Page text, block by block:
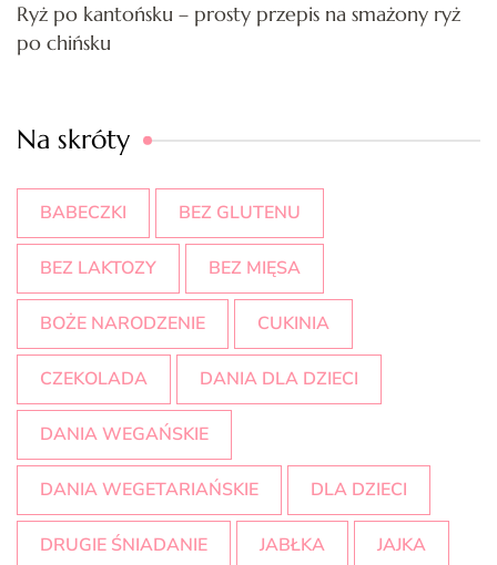
Ryż po kantońsku – prosty przepis na smażony ryż
po chińsku
Na skróty
BABECZKI BEZ GLUTENU
BEZ LAKTOZY BEZ MIĘSA
BOŻE NARODZENIE CUKINIA
CZEKOLADA DANIA DLA DZIECI
DANIA WEGAŃSKIE
DANIA WEGETARIAŃSKIE DLA DZIECI
DRUGIE ŚNIADANIE JABŁKA JAJKA